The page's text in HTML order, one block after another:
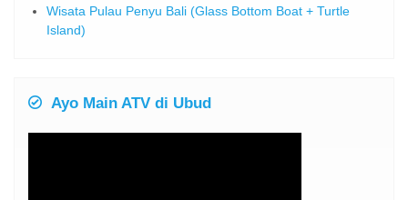
Wisata Pulau Penyu Bali (Glass Bottom Boat + Turtle
Island)
Ayo Main ATV di Ubud